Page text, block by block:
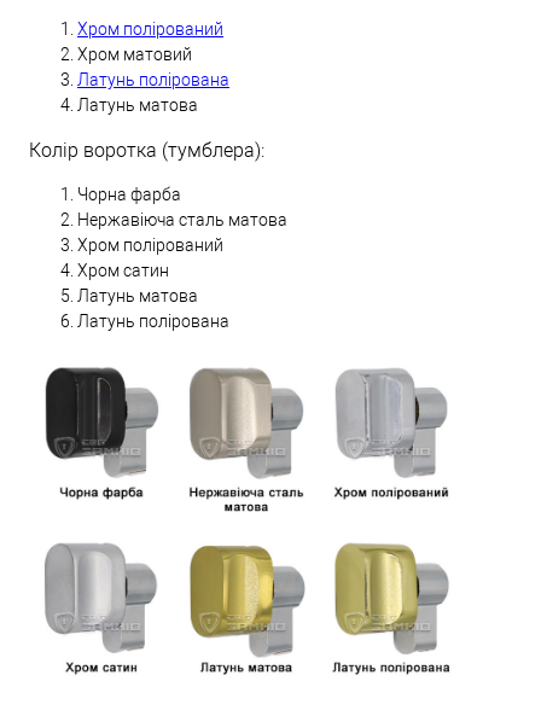
Хром полірований
Хром матовий
Латунь полірована
Латунь матова
Колір воротка (тумблера):
Чорна фарба
Нержавіюча сталь матова
Хром полірований
Хром сатин
Латунь матова
Латунь полірована